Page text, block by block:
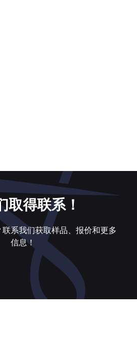
取得联系！
系我们获取样品、报价和更多
信息！